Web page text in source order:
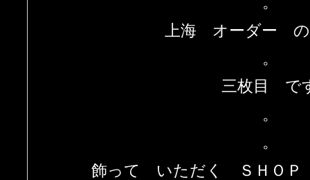
上海 オーダー
。
三枚目 で
。
。
飾って いただく ＳＨＯ